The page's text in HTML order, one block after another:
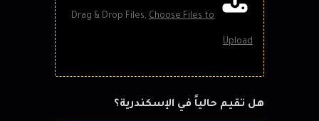
Drag & Drop Files, Choose Files to
Upload
هل تقيم حالياً في الإسكندرية؟